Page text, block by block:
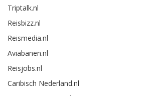
Triptalk.nl
Reisbizz.nl
Reismedia.nl
Aviabanen.nl
Reisjobs.nl
Caribisch Nederland.nl